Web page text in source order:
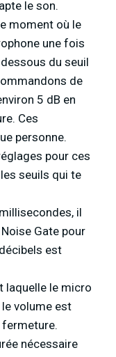
le son.
moment où le
une fois
du seuil
de
5 dB en
Ces
personne.
pour ces
seuils qui te
il
Gate pour
est
laquelle le micro
volume est
nécessaire